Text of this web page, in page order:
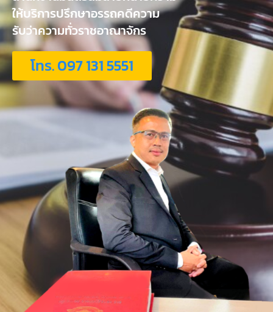
ให้บริการปรึกษาอรรถคดีความ
รับว่าความทั่วราชอาณาจักร
โทร. 097 131 5551